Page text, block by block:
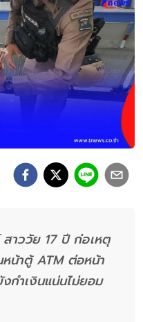
สาววัย 17 ปี ก่อเหตุ
น้าตู้ ATM ต่อหน้า
กำเงินแน่นไม่ยอม